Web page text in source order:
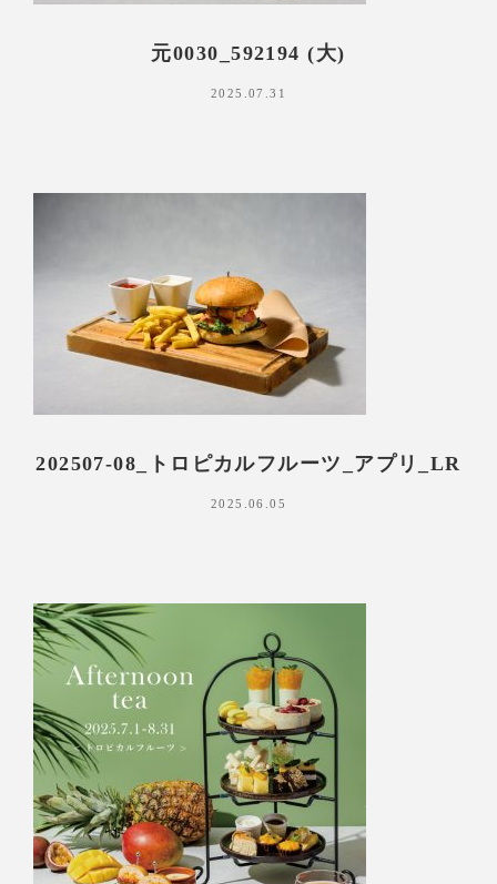
元0030_592194 (大)
2025.07.31
202507-08_トロピカルフルーツ_アプリ_LR
2025.06.05